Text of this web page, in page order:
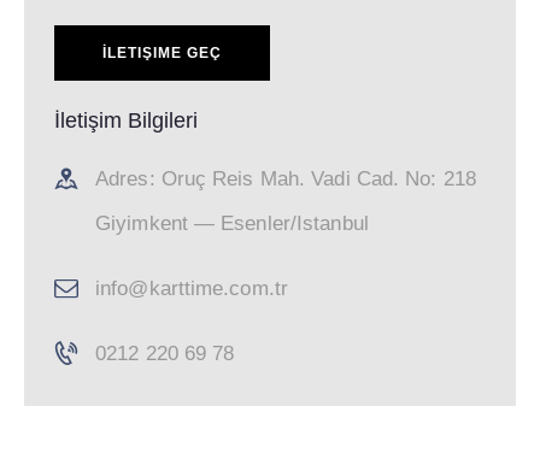
İletişim Bilgileri
Adres: Oruç Reis Mah. Vadi Cad. No: 218
Giyimkent — Esenler/Istanbul
info@karttime.com.tr
0212 220 69 78